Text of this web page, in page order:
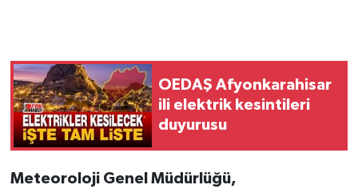
OEDAŞ Afyonkarahisar
ili elektrik kesintileri
duyurusu
Meteoroloji Genel Müdürlüğü,